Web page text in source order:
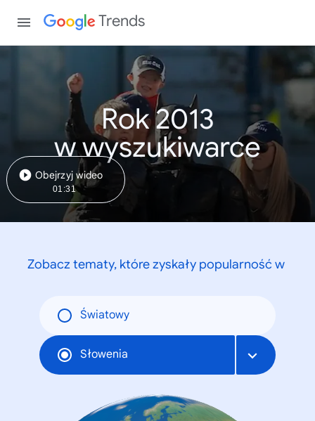
Trends
Rok 2013
w wyszukiwarce
Obejrzyj wideo
01:31
Zobacz tematy, które zyskały popularność w
Światowy
Słowenia